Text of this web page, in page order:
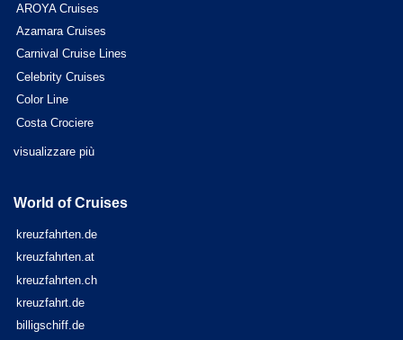
AROYA Cruises
Azamara Cruises
Carnival Cruise Lines
Celebrity Cruises
Color Line
Costa Crociere
visualizzare più
World of Cruises
kreuzfahrten.de
kreuzfahrten.at
kreuzfahrten.ch
kreuzfahrt.de
billigschiff.de